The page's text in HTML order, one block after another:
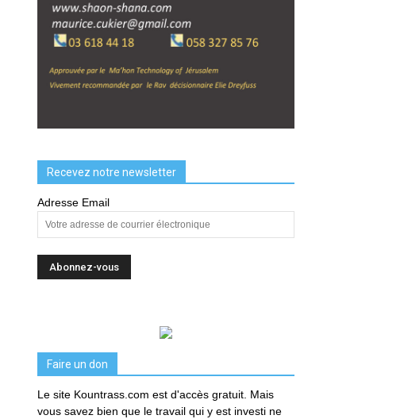
Recevez notre newsletter
Adresse Email
Faire un don
Le site Kountrass.com est d'accès gratuit. Mais
vous savez bien que le travail qui y est investi ne